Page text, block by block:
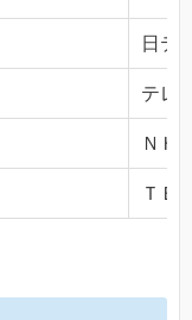
日テ
テレ
ＮＨ
ＴＢ